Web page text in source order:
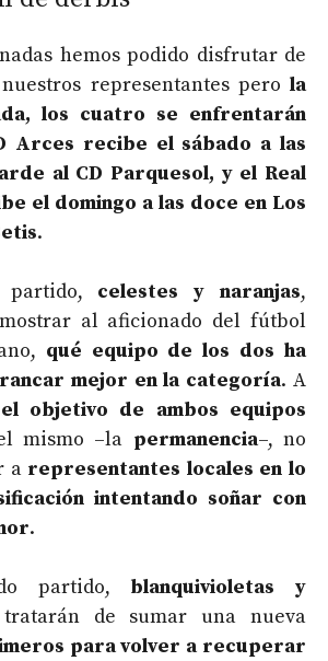
hemos podido disfrutar de
representantes pero la
los cuatro se enfrentarán
Arces recibe el sábado a las
al CD Parquesol, y el Real
el domingo a las doce en Los
.
celestes y naranjas,
al aficionado del fútbol
qué equipo de los dos ha
mejor en la categoría. A
el objetivo de ambos equipos
mismo –la permanencia–, no
a representantes locales en lo
intentando soñar con
.
partido, blanquivioletas y
de sumar una nueva
para volver a recuperar